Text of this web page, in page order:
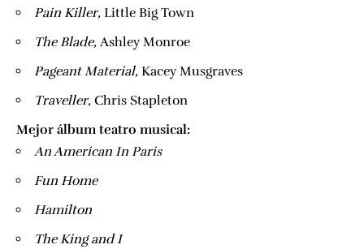
​Pain Killer, ​Little Big Town
​The Blade, ​Ashley Monroe
​Pageant Material, ​Kacey Musgraves
​Traveller, ​ Chris Stapleton
Mejor álbum teatro musical:
​An American In Paris
Fun Home
Hamilton
The King and I